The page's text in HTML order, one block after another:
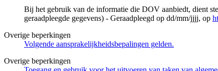
Bij het gebruik van de informatie die DOV aanbiedt, dient
geraadpleegde gegevens) - Geraadpleegd op dd/mm/jjjj, op
Overige beperkingen
Volgende aansprakelijkheidsbepalingen gelden.
Overige beperkingen